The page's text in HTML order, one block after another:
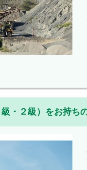
・２級）をお持ち